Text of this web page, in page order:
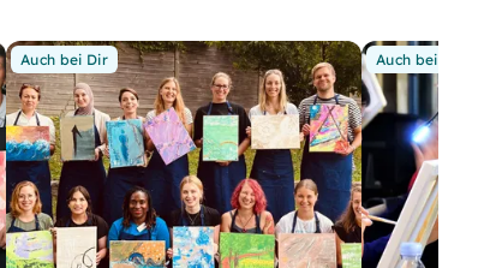
Auch bei Dir Auch bei Dir